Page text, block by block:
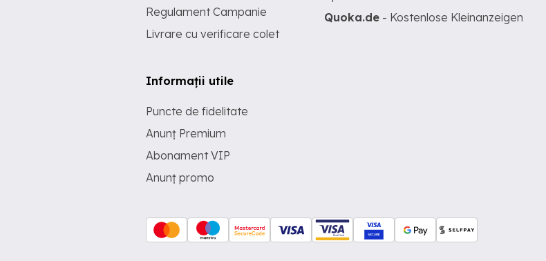
Regulament Campanie
Livrare cu verificare colet
Informații utile
Puncte de fidelitate
Anunț Premium
Abonament VIP
Anunț promo
Quoka.de - Kostenlose Kleinanzeigen